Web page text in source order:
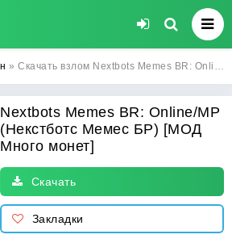
» Скачать взлом Nextbots Memes BR: Online/MP (Некстботс Мемес БР) [МОД Много монет] на Андроид
Nextbots Memes BR: Online/MP
(Некстботс Мемес БР) [МОД
Много монет]
Скачать
Закладки